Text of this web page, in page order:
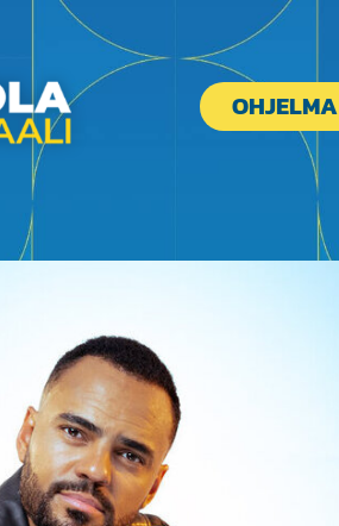
OHJELMA